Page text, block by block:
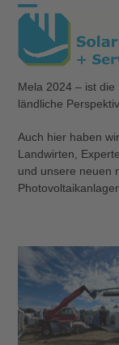
Skip
Open
mobile
menu
Close
mobile
menu
Mela 2024 – ist
ländliche
Auch hier haben
Landwirten,
und unsere neuen